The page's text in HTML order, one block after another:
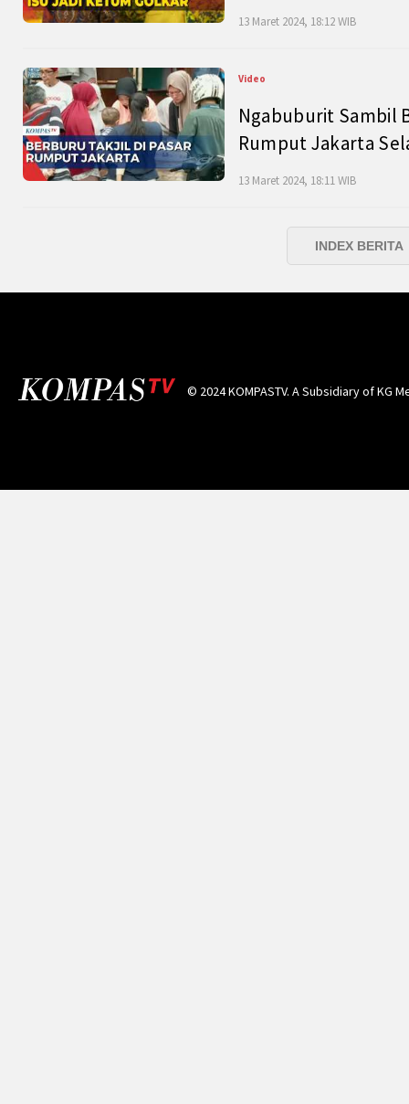
13 Maret 2024, 18:12 WIB
Video
Ngabuburit Sambil
Rumput Jakarta
13 Maret 2024, 18:11 WIB
INDEX BERITA
© 2024 KOMPASTV. A Subsidiary ofKG